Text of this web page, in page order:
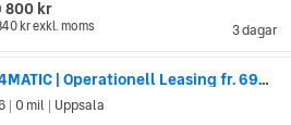
3 dagar
800 kr
krexkl. moms
Mercedes-Benz GLC 400 4MATIC | Operationell Leasing fr. 6995 kr/mån exkl.moms
0 mil Uppsala